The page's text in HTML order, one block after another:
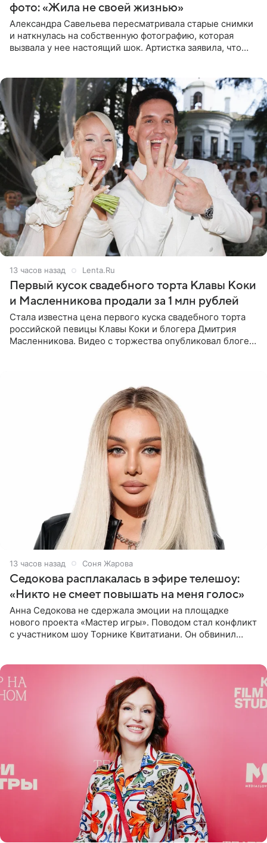
фото: «Жила не своей жизнью»
Александра Савельева пересматривала старые снимки
и наткнулась на собственную фотографию, которая
вызвала у нее настоящий шок. Артистка заявила, что
13 часов назад Lenta.Ru
Первый кусок свадебного торта Клавы Коки
и Масленникова продали за 1 млн рублей
Стала известна цена первого куска свадебного торта
российской певицы Клавы Коки и блогера Дмитрия
Масленникова. Видео с торжества опубликовал блогер
13 часов назад Соня Жарова
Седокова расплакалась в эфире телешоу:
«Никто не смеет повышать на меня голос»
Анна Седокова не сдержала эмоции на площадке
нового проекта «Мастер игры». Поводом стал конфликт
с участником шоу Торнике Квитатиани. Он обвинил